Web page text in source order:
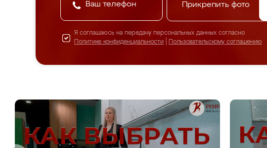
Прикрепить фото
Я соглашаюсь на передачу персональных данных согласно
Политике конфиденциальности
Пользовательскому соглашению